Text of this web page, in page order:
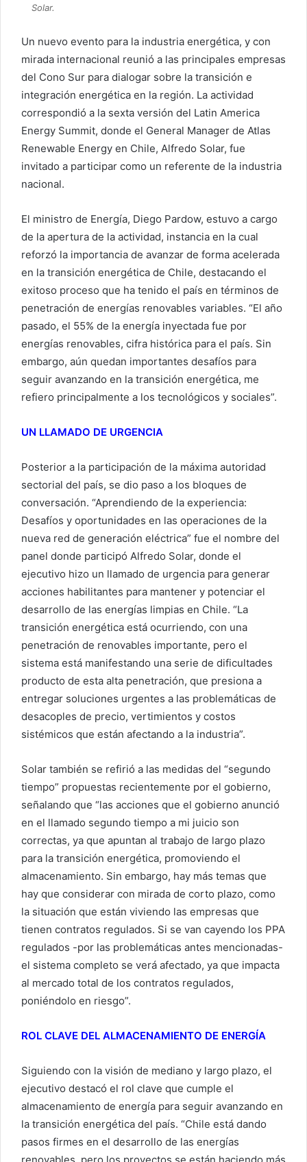
Solar.
Un nuevo evento para la industria energética, y con
mirada internacional reunió a las principales empresas
del Cono Sur para dialogar sobre la transición e
integración energética en la región. La actividad
correspondió a la sexta versión del Latin America
Energy Summit, donde el General Manager de Atlas
Renewable Energy en Chile, Alfredo Solar, fue
invitado a participar como un referente de la industria
nacional.
El ministro de Energía, Diego Pardow, estuvo a cargo
de la apertura de la actividad, instancia en la cual
reforzó la importancia de avanzar de forma acelerada
en la transición energética de Chile, destacando el
exitoso proceso que ha tenido el país en términos de
penetración de energías renovables variables. “El año
pasado, el 55% de la energía inyectada fue por
energías renovables, cifra histórica para el país. Sin
embargo, aún quedan importantes desafíos para
seguir avanzando en la transición energética, me
refiero principalmente a los tecnológicos y sociales”.
UN LLAMADO DE URGENCIA
Posterior a la participación de la máxima autoridad
sectorial del país, se dio paso a los bloques de
conversación. “Aprendiendo de la experiencia:
Desafíos y oportunidades en las operaciones de la
nueva red de generación eléctrica” fue el nombre del
panel donde participó Alfredo Solar, donde el
ejecutivo hizo un llamado de urgencia para generar
acciones habilitantes para mantener y potenciar el
desarrollo de las energías limpias en Chile. “La
transición energética está ocurriendo, con una
penetración de renovables importante, pero el
sistema está manifestando una serie de dificultades
producto de esta alta penetración, que presiona a
entregar soluciones urgentes a las problemáticas de
desacoples de precio, vertimientos y costos
sistémicos que están afectando a la industria”.
Solar también se refirió a las medidas del “segundo
tiempo” propuestas recientemente por el gobierno,
señalando que “las acciones que el gobierno anunció
en el llamado segundo tiempo a mi juicio son
correctas, ya que apuntan al trabajo de largo plazo
para la transición energética, promoviendo el
almacenamiento. Sin embargo, hay más temas que
hay que considerar con mirada de corto plazo, como
la situación que están viviendo las empresas que
tienen contratos regulados. Si se van cayendo los PPA
regulados -por las problemáticas antes mencionadas-
el sistema completo se verá afectado, ya que impacta
al mercado total de los contratos regulados,
poniéndolo en riesgo”.
ROL CLAVE DEL ALMACENAMIENTO DE ENERGÍA
Siguiendo con la visión de mediano y largo plazo, el
ejecutivo destacó el rol clave que cumple el
almacenamiento de energía para seguir avanzando en
la transición energética del país. “Chile está dando
pasos firmes en el desarrollo de las energías